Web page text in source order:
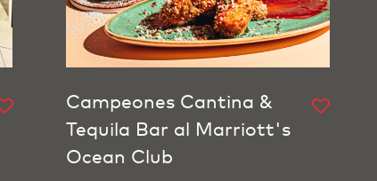
Campeones Cantina &
Tequila Bar al Marriott's
Ocean Club